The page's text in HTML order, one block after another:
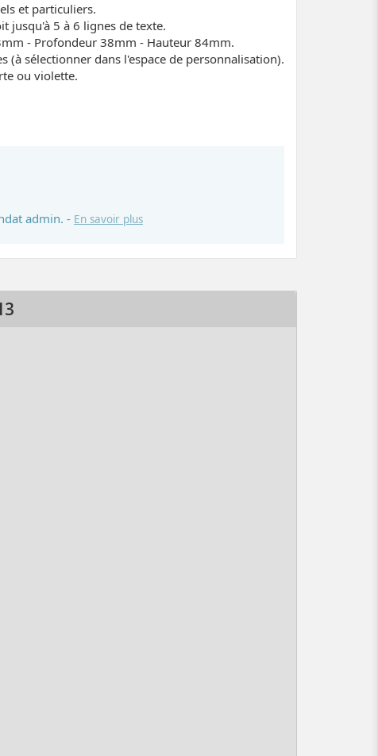
et particuliers.
jusqu'à 5 à 6 lignes de texte.
- Profondeur 38mm - Hauteur 84mm.
sélectionner dans l'espace de personnalisation).
ou violette.
admin. - En savoir plus